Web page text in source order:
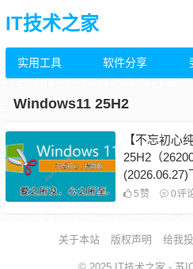
IT技术之家
实用工具 软件分享
Windows11 25H2
【不忘初心
25H2（
(2026.06.27)
5 赞 0评
关于本站 版权声明 给我